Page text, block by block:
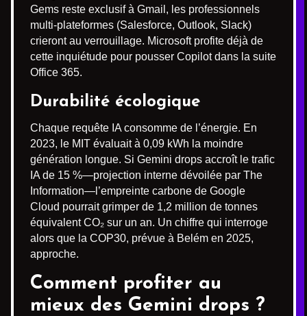
Gems reste exclusif à Gmail, les professionnels
multi-plateformes (Salesforce, Outlook, Slack)
crieront au verrouillage. Microsoft profite déjà de
cette inquiétude pour pousser Copilot dans la suite
Office 365.
Durabilité écologique
Chaque requête IA consomme de l’énergie. En
2023, le MIT évaluait à 0,09 kWh la moindre
génération longue. Si Gemini drops accroît le trafic
IA de 15 %—projection interne dévoilée par The
Information—l’empreinte carbone de Google
Cloud pourrait grimper de 1,2 million de tonnes
équivalent CO₂ sur un an. Un chiffre qui interroge
alors que la COP30, prévue à Belém en 2025,
approche.
Comment profiter au
mieux des Gemini drops ?